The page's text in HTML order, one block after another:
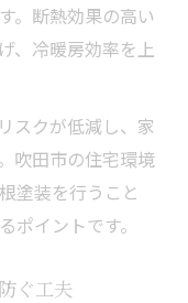
。断熱効果の高い
、冷暖房効率を上
スクが低減し、家
吹田市の住宅環境
塗装を行うこと
ポイントです。
ぐ工夫